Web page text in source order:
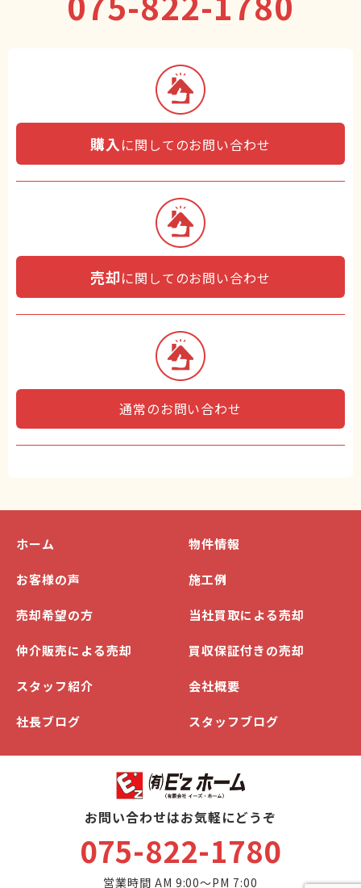
購入に関してのお問い合わせ
売却に関してのお問い合わせ
通常のお問い合わせ
ホーム 物件情報
お客様の声 施工例
売却希望の方 当社買取による売却
仲介販売による売却 買収保証付きの売却
スタッフ紹介 会社概要
社長ブログ スタッフブログ
お問い合わせはお気軽にどうぞ
075-822-1780
営業時間 AM 9:00～PM 7:00